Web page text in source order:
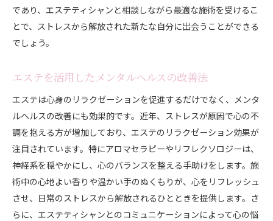
であり、エステティシャンと相談しながら最適な施術を受けるこ
とで、ストレスから解放された新たな自分に出会うことができる
でしょう。
エステを活用したメンタルヘルスの改善法
エステは心身のリラクゼーションを促進するだけでなく、メンタ
ルヘルスの改善にも効果的です。近年、ストレスが原因で心の不
調を抱える方が増加しており、エステのリラクゼーション効果が
注目されています。特にアロマセラピーやリフレクソロジーは、
神経系を穏やかにし、心のバランスを整える手助けをします。施
術中の心地よい香りや温かい手のぬくもりが、心をリフレッシュ
させ、日常のストレスから解放されるひとときを提供します。さ
らに、エステティシャンとのコミュニケーションによって心の悩